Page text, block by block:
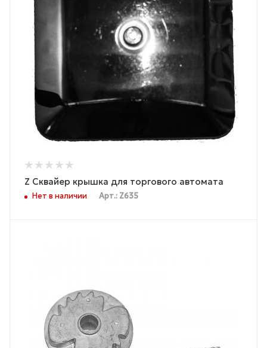
Z Сквайер крышка для торгового автомата
Нет в наличии Арт.: Z635